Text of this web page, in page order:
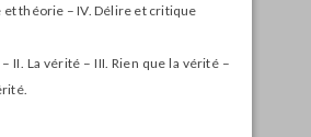
et théorie – IV. Délire et critique
– II. La vérité – III. Rien que la vérité –